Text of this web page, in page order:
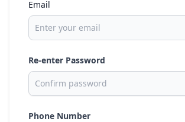
Email
Re-enter Password
Phone Number